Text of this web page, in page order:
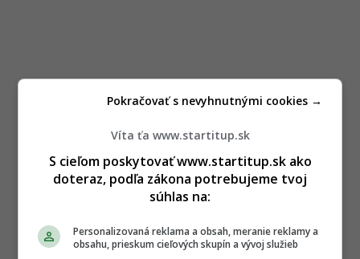
Víta ťa www.startitup.sk
S cieľom poskytovať www.startitup.sk ako
doteraz, podľa zákona potrebujeme tvoj
súhlas na:
Personalizovaná reklama a obsah, meranie reklamy a
obsahu, prieskum cieľových skupín a vývoj služieb
Pokračovať s nevyhnutnými cookies →